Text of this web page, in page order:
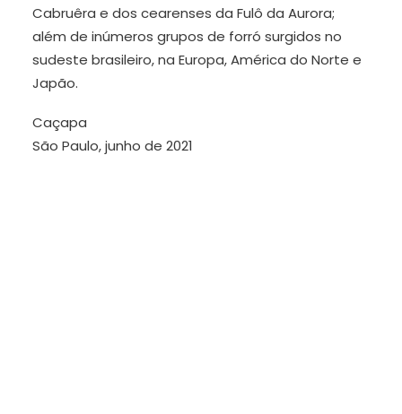
Cabruêra e dos cearenses da Fulô da Aurora;
além de inúmeros grupos de forró surgidos no
sudeste brasileiro, na Europa, América do Norte e
Japão.
Caçapa
São Paulo, junho de 2021